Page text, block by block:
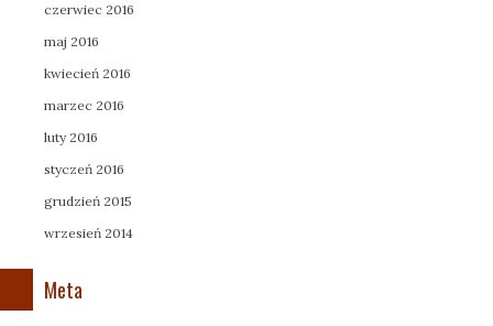
czerwiec 2016
maj 2016
kwiecień 2016
marzec 2016
luty 2016
styczeń 2016
grudzień 2015
wrzesień 2014
Meta